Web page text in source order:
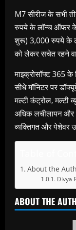
M7 सीरीज के सभी
रुपये के लॉन्च ऑफर
शुरू) 3,000 रुपये के
को लेकर सचेत रहने
माइक्रोसॉफ्ट 365 के
सीधे मॉनिटर पर
मल्टी कंट्रोल, मल्टी
अधिक लचीलापन और
व्यक्तिगत और पेशेवर
About the
Divya
ABOUT THE